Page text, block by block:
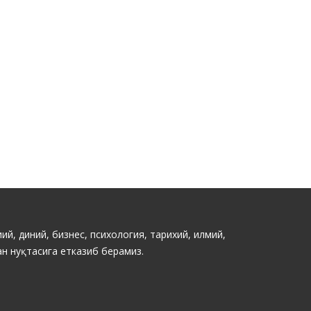
диний, бизнес, психология, тарихий, илмий,
нуқтасига етказиб берамиз.